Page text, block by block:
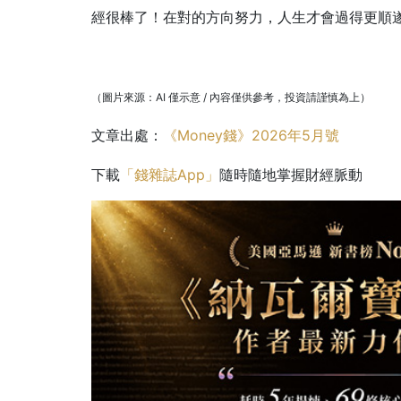
經很棒了！在對的方向努力，人生才會過得更順
（圖片來源：AI 僅示意 / 內容僅供參考，投資請謹慎為上）
文章出處： 《Money錢》2026年5月號
下載 「錢雜誌App」 隨時隨地掌握財經脈動